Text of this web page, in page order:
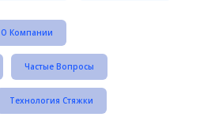
О Компании
Частые Вопросы
Технология Стяжки